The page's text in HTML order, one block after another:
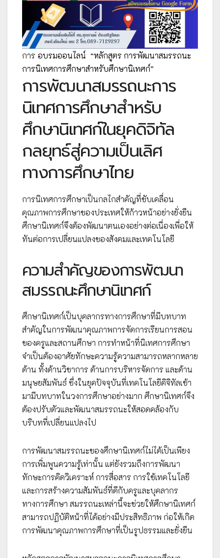
การ อบรมออนไลน์ “หลักสูตร การพัฒนาสมรรถนะ
การนิเทศการศึกษาสำหรับศึกษานิเทศก์”
การพัฒนาสมรรถนะการ
นิเทศการศึกษาสำหรับ
ศึกษานิเทศก์ในยุคดิจิทัล
กลยุทธ์สู่ความเป็นเลิศ
ทางการศึกษาไทย
การนิเทศการศึกษาเป็นกลไกสำคัญที่ขับเคลื่อน
คุณภาพการศึกษาของประเทศให้ก้าวหน้าอย่างยั่งยืน
ศึกษานิเทศก์จึงต้องพัฒนาตนเองอย่างต่อเนื่องเพื่อให้
ทันต่อการเปลี่ยนแปลงของสังคมและเทคโนโลยี
ความสำคัญของการพัฒนา
สมรรถนะศึกษานิเทศก์
ศึกษานิเทศก์เป็นบุคลากรทางการศึกษาที่มีบทบาท
สำคัญในการพัฒนาคุณภาพการจัดการเรียนการสอน
ของครูและสถานศึกษา การทำหน้าที่นิเทศการศึกษา
จำเป็นต้องอาศัยทักษะความรู้ความสามารถหลากหลาย
ด้าน ทั้งด้านวิชาการ ด้านการบริหารจัดการ และด้าน
มนุษยสัมพันธ์ ซึ่งในยุคปัจจุบันที่เทคโนโลยีดิจิทัลเข้า
มามีบทบาทในวงการศึกษาอย่างมาก ศึกษานิเทศก์จึง
ต้องปรับตัวและพัฒนาสมรรถนะให้สอดคล้องกับ
บริบทที่เปลี่ยนแปลงไป
การพัฒนาสมรรถนะของศึกษานิเทศก์ไม่ได้เป็นเพียง
การเพิ่มพูนความรู้เท่านั้น แต่ยังรวมถึงการพัฒนา
ทักษะการคิดวิเคราะห์ การสื่อสาร การใช้เทคโนโลยี
และการสร้างความสัมพันธ์ที่ดีกับครูและบุคลากร
ทางการศึกษา สมรรถนะเหล่านี้จะช่วยให้ศึกษานิเทศก์
สามารถปฏิบัติหน้าที่ได้อย่างมีประสิทธิภาพ ก่อให้เกิด
การพัฒนาคุณภาพการศึกษาที่เป็นรูปธรรมและยั่งยืน